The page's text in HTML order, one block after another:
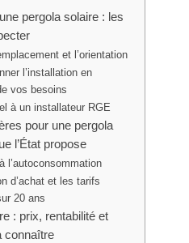
pergola solaire : les
et l’orientation
l’installation en
vos besoins
à un installateur RGE
pour une pergola
l’État propose
l’autoconsommation
d’achat et les tarifs
20 ans
: prix, rentabilité et
connaître